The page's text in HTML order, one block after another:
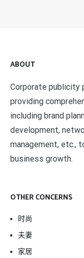
ABOUT
Corporate publicity
providing
including brand
development,
management, etc.,
business growth.
OTHER CONCERNS
时尚
夫妻
家居